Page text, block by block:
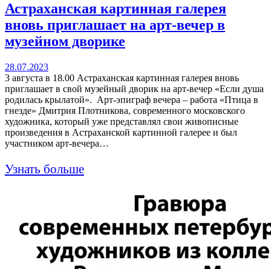
Астраханская картинная галерея
вновь приглашает на арт-вечер в
музейном дворике
28.07.2023
3 августа в 18.00 Астраханская картинная галерея вновь
приглашает в свой музейный дворик на арт-вечер «Если душа
родилась крылатой». Арт-эпиграф вечера – работа «Птица в
гнезде» Дмитрия Плотникова, современного московского
художника, который уже представлял свои живописные
произведения в Астраханской картинной галерее и был
участником арт-вечера…
Узнать больше